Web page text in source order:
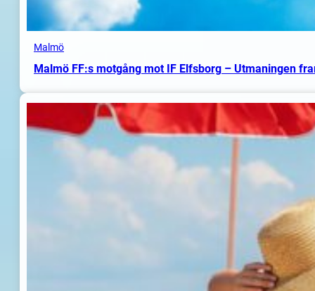
Malmö
Malmö FF:s motgång mot IF Elfsborg – Utmaningen